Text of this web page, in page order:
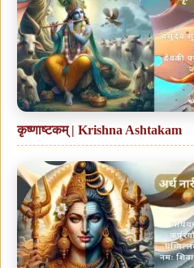
कृष्णाष्टकम् | Krishna Ashtakam